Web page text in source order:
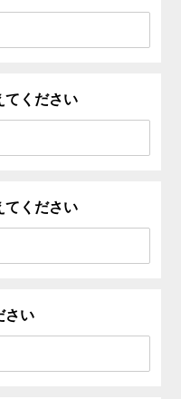
てください
てください
さい